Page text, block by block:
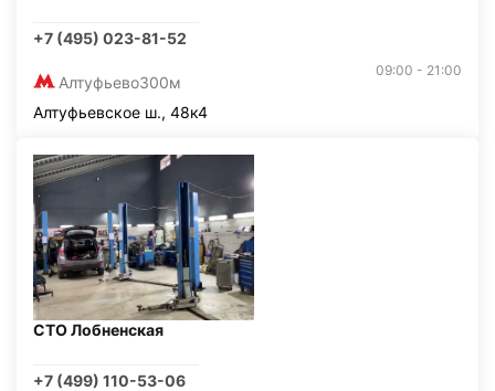
+7 (495) 023-81-52
Алтуфьево300м
09:00 - 21:00
Алтуфьевское ш., 48к4
СТО Лобненская
+7 (499) 110-53-06